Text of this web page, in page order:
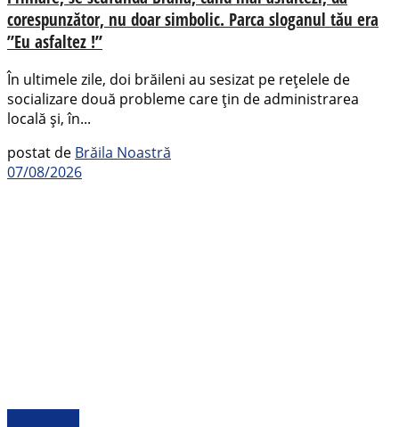
corespunzător, nu doar simbolic. Parca sloganul tău era
”Eu asfaltez !”
În ultimele zile, doi brăileni au sesizat pe rețelele de
socializare două probleme care țin de administrarea
locală și, în...
postat de Brăila Noastră
07/08/2026